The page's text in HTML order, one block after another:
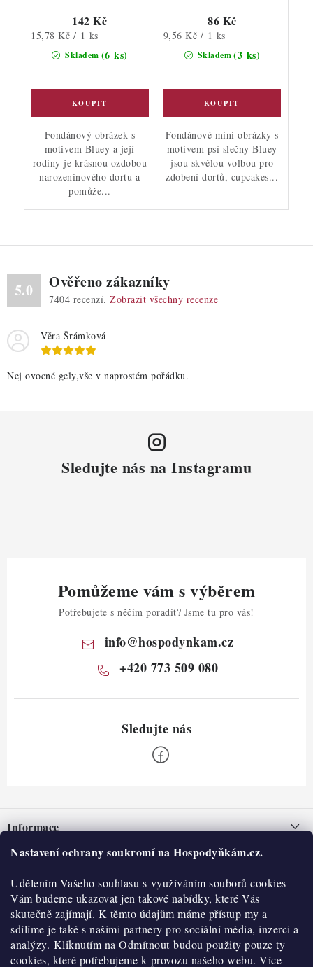
Nastavení ochrany soukromí na Hospodyňkám.cz.
Udělením Vašeho souhlasu s využíváním souborů cookies
Vám budeme ukazovat jen takové nabídky, které Vás
skutečně zajímají. K těmto údajům máme přístup my a
sdílíme je také s našimi partnery pro sociální média, inzerci a
analýzy. Kliknutím na Odmítnout budou použity pouze ty
cookies, které potřebujeme k provozu našeho webu. Více
Skladem (6 ks)
142 Kč
Měrná
15,78 Kč / 1 ks
Fondánový obrázek s
motivem Bluey a její
rodiny je krásnou ozdobou
narozeninového dortu a
pomůže...
Skladem(3 ks)
86 Kč
Měrná
9,56 Kč / 1 ks
Fondánové mini obrázky s
motivem psí slečny Bluey
jsou skvělou volbou pro
zdobení dortů, cupcakes...
5.0 Ověřeno zákazníky
7404 recenzí. Zobrazit všechny recenze
Věra Šrámková
Nej ovocné gely,vše v naprostém pořádku.
Sledujte nás na Instagramu
Pomůžeme vám s výběrem
Potřebujete s něčím poradit? Jsme tu pro vás!
info@hospodynkam.cz
+420 773 509 080
pInformace
Nepřevzetí zásilky na dobírku
Obchodní podmínky
Hodnocení obchodu
Blog
Moje objednávka
O nás
Historie
Kontakty
O nákupu
Reklamace a vratky
Výdejní místa